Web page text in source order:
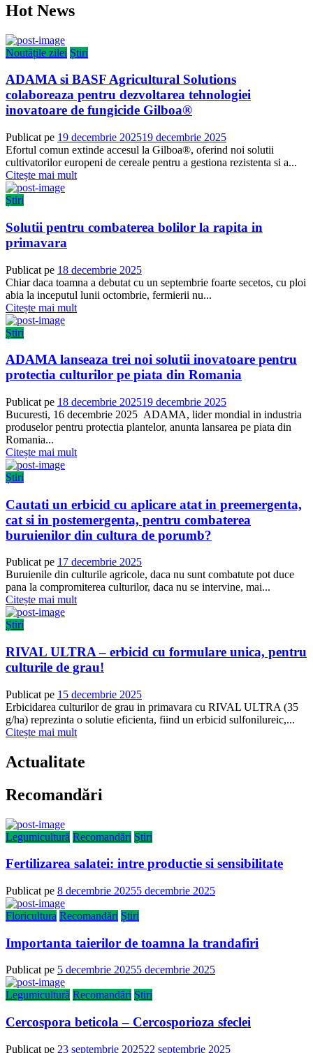
Hot News
Noutățile zilei Știri
ADAMA si BASF Agricultural Solutions
colaboreaza pentru dezvoltarea tehnologiei
inovatoare de fungicide Gilboa®
Publicat pe 19 decembrie 202519 decembrie 2025
Efortul comun extinde accesul la Gilboa®, oferind noi solutii
cultivatorilor europeni de cereale pentru a gestiona rezistenta si a...
Citește mai mult
Știri
Solutii pentru combaterea bolilor la rapita in
primavara
Publicat pe 18 decembrie 2025
Chiar daca toamna a debutat cu un septembrie foarte secetos, cu ploi
abia la inceputul lunii octombrie, fermierii nu...
Citește mai mult
Știri
ADAMA lanseaza trei noi solutii inovatoare pentru
protectia culturilor pe piata din Romania
Publicat pe 18 decembrie 202519 decembrie 2025
Bucuresti, 16 decembrie 2025 ADAMA, lider mondial in industria
produselor pentru protectia plantelor, anunta lansarea pe piata din
Romania...
Citește mai mult
Știri
Cautati un erbicid cu aplicare atat in preemergenta,
cat si in postemergenta, pentru combaterea
buruienilor din cultura de porumb?
Publicat pe 17 decembrie 2025
Buruienile din culturile agricole, daca nu sunt combatute pot duce
pana la compromiterea culturilor, daca nu se intervine, mai...
Citește mai mult
Știri
RIVAL ULTRA – erbicid cu formulare unica, pentru
culturile de grau!
Publicat pe 15 decembrie 2025
Erbicidarea culturilor de grau in primavara cu RIVAL ULTRA (35
g/ha) reprezinta o solutie eficienta, fiind un erbicid sulfonilureic,...
Citește mai mult
Actualitate
Recomandări
Legumicultură Recomandări Știri
Fertilizarea salatei: intre productie si sensibilitate
Publicat pe 8 decembrie 20255 decembrie 2025
Floricultura Recomandări Știri
Importanta taierilor de toamna la trandafiri
Publicat pe 5 decembrie 20255 decembrie 2025
Legumicultură Recomandări Știri
Cercospora beticola – Cercosporioza sfeclei
Publicat pe 23 septembrie 202522 septembrie 2025